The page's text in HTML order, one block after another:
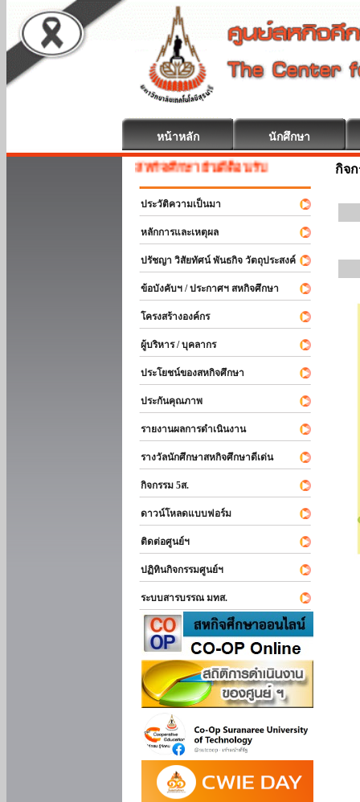
หน้าหลัก นักศึกษา
สหกิจศึกษา ยินดีต้อนรับ
ประวัติความเป็นมา
หลักการและเหตุผล
ปรัชญา วิสัยทัศน์ พันธกิจ วัตถุประสงค์
ข้อบังคับฯ / ประกาศฯ สหกิจศึกษา
โครงสร้างองค์กร
ผู้บริหาร / บุคลากร
ประโยชน์ของสหกิจศึกษา
ประกันคุณภาพ
รายงานผลการดำเนินงาน
รางวัลนักศึกษาสหกิจศึกษาดีเด่น
กิจกรรม 5ส.
ดาวน์โหลดแบบฟอร์ม
ติดต่อศูนย์ฯ
ปฏิทินกิจกรรมศูนย์ฯ
ระบบสารบรรณ มทส.
กิจ